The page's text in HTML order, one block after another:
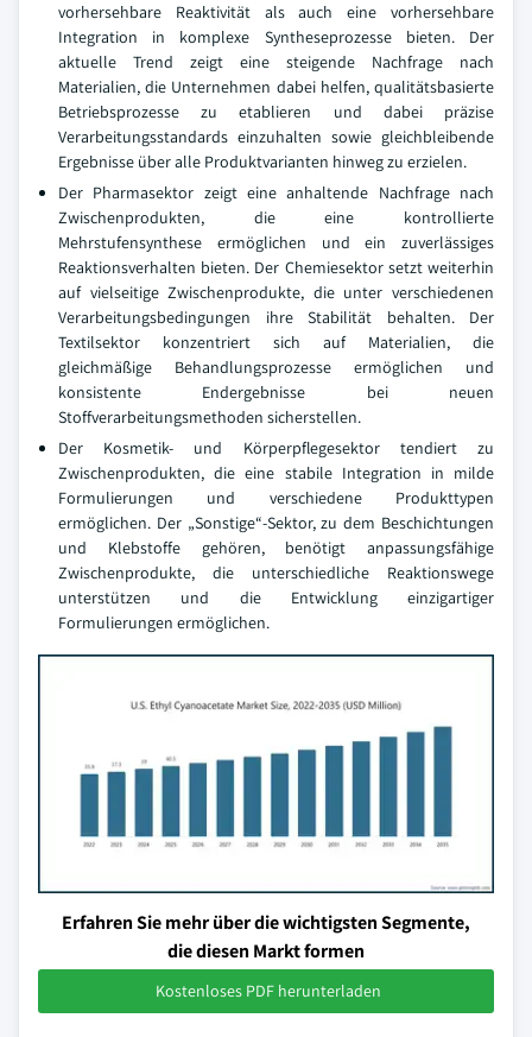
vorhersehbare Reaktivität als auch eine vorhersehbare
Integration in komplexe Syntheseprozesse bieten. Der
aktuelle Trend zeigt eine steigende Nachfrage nach
Materialien, die Unternehmen dabei helfen, qualitätsbasierte
Betriebsprozesse zu etablieren und dabei präzise
Verarbeitungsstandards einzuhalten sowie gleichbleibende
Ergebnisse über alle Produktvarianten hinweg zu erzielen.
Der Pharmasektor zeigt eine anhaltende Nachfrage nach
Zwischenprodukten, die eine kontrollierte
Mehrstufensynthese ermöglichen und ein zuverlässiges
Reaktionsverhalten bieten. Der Chemiesektor setzt weiterhin
auf vielseitige Zwischenprodukte, die unter verschiedenen
Verarbeitungsbedingungen ihre Stabilität behalten. Der
Textilsektor konzentriert sich auf Materialien, die
gleichmäßige Behandlungsprozesse ermöglichen und
konsistente Endergebnisse bei neuen
Stoffverarbeitungsmethoden sicherstellen.
Der Kosmetik- und Körperpflegesektor tendiert zu
Zwischenprodukten, die eine stabile Integration in milde
Formulierungen und verschiedene Produkttypen
ermöglichen. Der „Sonstige“-Sektor, zu dem Beschichtungen
und Klebstoffe gehören, benötigt anpassungsfähige
Zwischenprodukte, die unterschiedliche Reaktionswege
unterstützen und die Entwicklung einzigartiger
Formulierungen ermöglichen.
Erfahren Sie mehr über die wichtigsten Segmente,
die diesen Markt formen
Kostenloses PDF herunterladen